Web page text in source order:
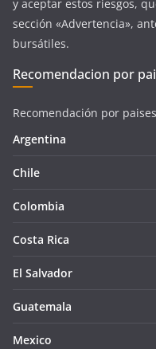
y aceptar estos riesgos,
sección «Advertencia»,
bursátiles.
Recomendacion por
Recomendación por paises
Argentina
Chile
Colombia
Costa Rica
El Salvador
Guatemala
Mexico